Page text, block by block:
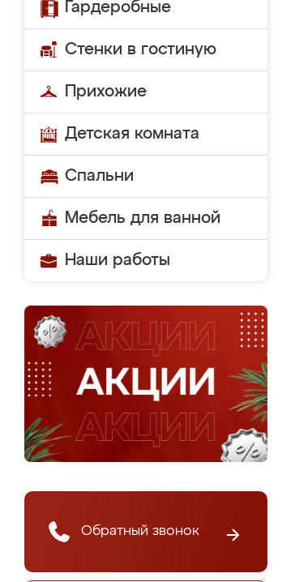
Гардеробные
Стенки в гостиную
Прихожие
Детская комната
Спальни
Мебель для ванной
Наши работы
Обратный звонок